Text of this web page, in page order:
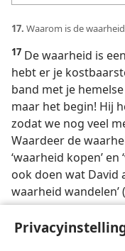
17. Waarom is de
17 De waarheid is
hebt er je
band met je
maar het begin! Hij
zodat we nog veel
Waardeer de
‘waarheid kopen’
ook doen wat David
waarheid wandelen’ (
a De naam is veranderd.